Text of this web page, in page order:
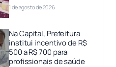
1 de agosto de 2026
Na Capital, Prefeitura
institui incentivo de R$
500 a R$ 700 para
profissionais de saúde